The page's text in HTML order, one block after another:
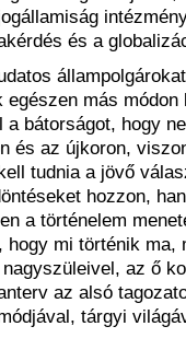
és a
más módon
bátorságot, hogy
és az újkoron,
tudnia a jövő
hozzon,
a történelem
mi történik ma,
az ő
az alsó
tárgyi